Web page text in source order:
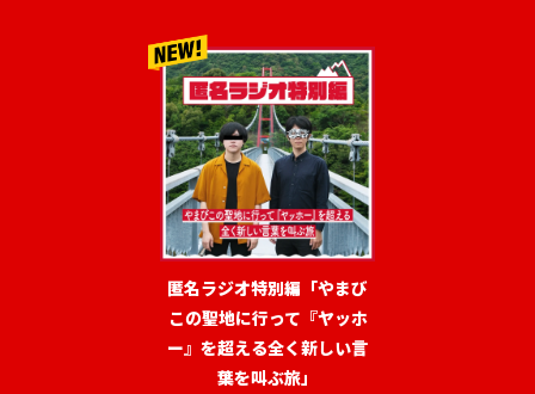
匿名ラジオ特別編「やまび
この聖地に行って『ヤッホ
ー』を超える全く新しい言
葉を叫ぶ旅」